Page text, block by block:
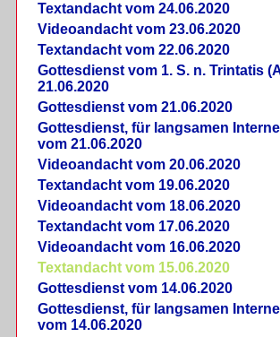
Textandacht vom 24.06.2020
Videoandacht vom 23.06.2020
Textandacht vom 22.06.2020
Gottesdienst vom 1. S. n. Trintatis
21.06.2020
Gottesdienst vom 21.06.2020
Gottesdienst, für langsamen
vom 21.06.2020
Videoandacht vom 20.06.2020
Textandacht vom 19.06.2020
Videoandacht vom 18.06.2020
Textandacht vom 17.06.2020
Videoandacht vom 16.06.2020
Textandacht vom 15.06.2020
Gottesdienst vom 14.06.2020
Gottesdienst, für langsamen
vom 14.06.2020